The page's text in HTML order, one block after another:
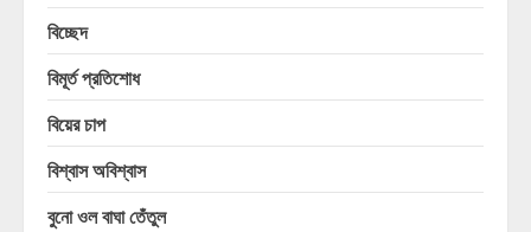
বিচ্ছেদ
বিমূর্ত প্রতিশোধ
বিয়ের চাপ
বিশ্বাস অবিশ্বাস
বুনো ওল বাঘা তেঁতুল